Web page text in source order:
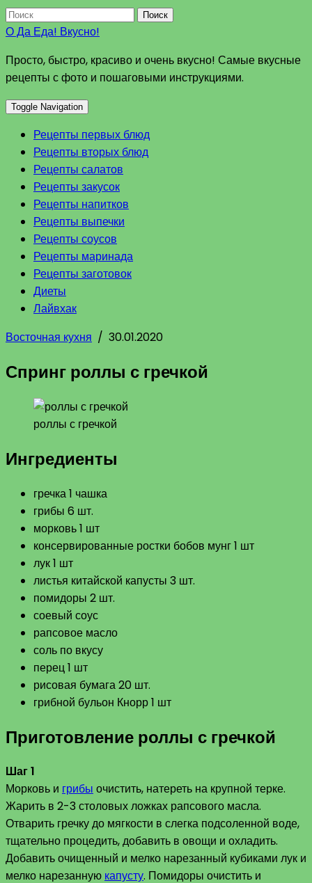
Поиск
О Да Еда! Вкусно!
Просто, быстро, красиво и очень вкусно! Самые вкусные
рецепты с фото и пошаговыми инструкциями.
Toggle Navigation
Рецепты первых блюд
Рецепты вторых блюд
Рецепты салатов
Рецепты закусок
Рецепты напитков
Рецепты выпечки
Рецепты соусов
Рецепты маринада
Рецепты заготовок
Диеты
Лайвхак
Восточная кухня / 30.01.2020
Спринг роллы с гречкой
роллы с гречкой
Ингредиенты
гречка 1 чашка
грибы 6 шт.
морковь 1 шт
консервированные ростки бобов мунг 1 шт
лук 1 шт
листья китайской капусты 3 шт.
помидоры 2 шт.
соевый соус
рапсовое масло
соль по вкусу
перец 1 шт
рисовая бумага 20 шт.
грибной бульон Кнорр 1 шт
Приготовление роллы с гречкой
Шаг 1
Морковь и грибы очистить, натереть на крупной терке.
Жарить в 2-3 столовых ложках рапсового масла.
Отварить гречку до мягкости в слегка подсоленной воде,
тщательно процедить, добавить в овощи и охладить.
Добавить очищенный и мелко нарезанный кубиками лук и
мелко нарезанную капусту. Помидоры очистить и